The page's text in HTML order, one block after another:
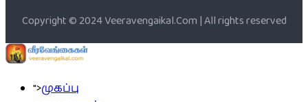
Copyright © 2024 Veeravengaikal.Com | All rights reserved
">முகப்பு